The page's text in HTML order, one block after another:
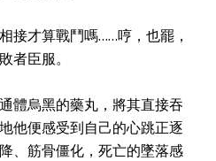
接才算戰鬥嗎……哼，也罷，
者臣服。
體烏黑的藥丸，將其直接吞
他便感受到自己的心跳正逐
、筋骨僵化，死亡的墜落感